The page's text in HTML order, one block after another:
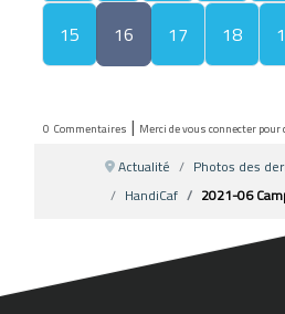
15
16 17 18
0 Commentaires | Merci de vous connecter
Actualité
Photos des
HandiCaf
2021-06